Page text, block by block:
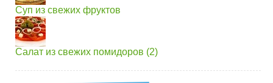
Суп из свежих фруктов
Салат из свежих помидоров (2)